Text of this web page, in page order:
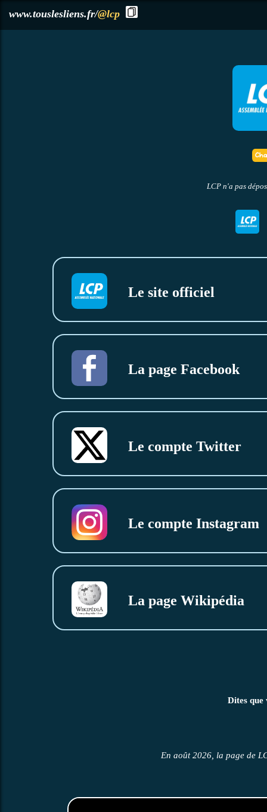
www.touslesliens.fr/@lcp
LCP n'a pas
Le site officiel
La page Facebook
Le compte Twitter
Le compte Instagram
La page Wikipédia
Dites que
En août 2026, la page de